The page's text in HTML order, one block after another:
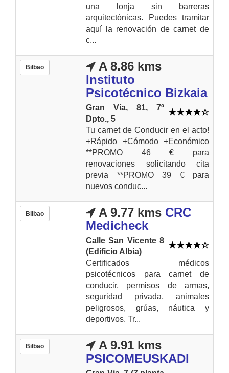
una lonja sin barreras
arquitectónicas. Puedes tramitar
aquí la renovación de carnet de
c...
Bilbao
A 8.86 kms
Instituto
Psicotécnico Bizkaia
Gran Vía, 81, 7º
Dpto., 5
Tu carnet de Conducir en el acto!
+Rápido +Cómodo +Económico
**PROMO 46 € para
renovaciones solicitando cita
previa **PROMO 39 € para
nuevos conduc...
Bilbao A 9.77 kms CRC
Medicheck
Calle San Vicente 8
(Edificio Albia)
Certificados médicos
psicotécnicos para carnet de
conducir, permisos de armas,
seguridad privada, animales
peligrosos, grúas, náutica y
deportivos. Tr...
Bilbao
A 9.91 kms
PSICOMEUSKADI